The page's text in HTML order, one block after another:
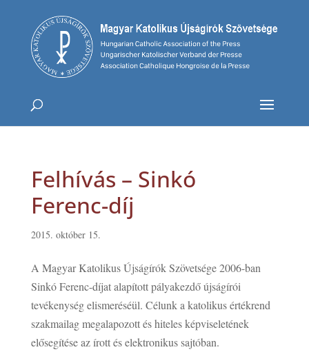
Felhívás – Sinkó
Ferenc-díj
2015. október 15.
A Magyar Katolikus Újságírók Szövetsége 2006-ban
Sinkó Ferenc-díjat alapított pályakezdő újságírói
tevékenység elismeréséül. Célunk a katolikus értékrend
szakmailag megalapozott és hiteles képviseletének
elősegítése az írott és elektronikus sajtóban.